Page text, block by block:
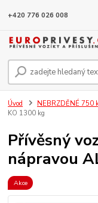
+420 776 026 008
Úvod NEBRZDĚNÉ 750
KO 1300 kg
Přívěsný
nápravou
Akce